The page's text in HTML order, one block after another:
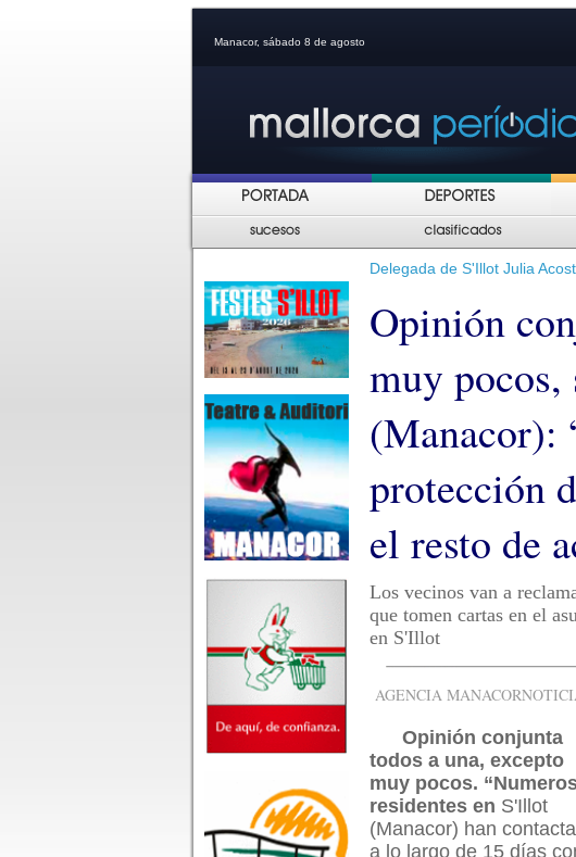
Manacor, sábado 8 de agosto
Delegada de S'Illot Julia
Opinión
muy
(Manacor):
protección
el resto de
Los vecinos van a
que tomen cartas en el
en S'Illot
AGENCIA
Opinión conjunta
todos a una, excepto
muy pocos.
residentes en S'Illot
(Manacor) han
a lo largo de 15 días